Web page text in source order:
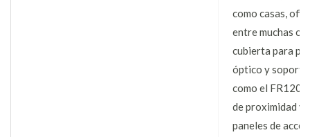
como casas,
entre muchas
cubierta para
óptico y
como el
de proximidad y
paneles de